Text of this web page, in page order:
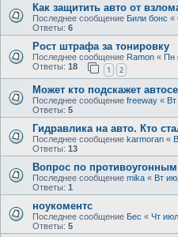
Как защитить авто от
Последнее сообщение Били бонс «
Ответы: 6
Рост штрафа за тонировку
Последнее сообщение Ramon « Пн
Ответы: 18 1 2
Может кто подскажет
Последнее сообщение freeway «
Ответы: 5
Гидравлика на авто. Кто
Последнее сообщение karmoran «
Ответы: 13
Вопрос по
Последнее сообщение mika « Вт
Ответы: 1
ноукоментс
Последнее сообщение Бес « Чт
Ответы: 5